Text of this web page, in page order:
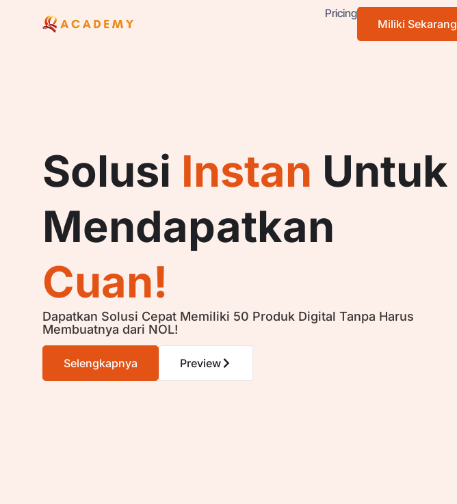
Pricing
Miliki Sekarang
Solusi Instan Untuk
Mendapatkan
Cuan!
Dapatkan Solusi Cepat Memiliki 50 Produk Digital Tanpa Harus
Membuatnya dari NOL!
Selengkapnya Preview